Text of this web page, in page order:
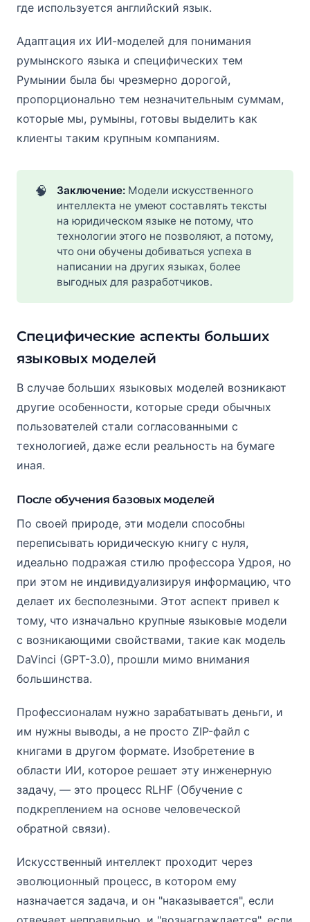
где используется английский язык.
Адаптация их ИИ-моделей для понимания
румынского языка и специфических тем
Румынии была бы чрезмерно дорогой,
пропорционально тем незначительным суммам,
которые мы, румыны, готовы выделить как
клиенты таким крупным компаниям.
🧠 Заключение: Модели искусственного
интеллекта не умеют составлять тексты
на юридическом языке не потому, что
технологии этого не позволяют, а потому,
что они обучены добиваться успеха в
написании на других языках, более
выгодных для разработчиков.
Специфические аспекты больших
языковых моделей
В случае больших языковых моделей возникают
другие особенности, которые среди обычных
пользователей стали согласованными с
технологией, даже если реальность на бумаге
иная.
После обучения базовых моделей
По своей природе, эти модели способны
переписывать юридическую книгу с нуля,
идеально подражая стилю профессора Удроя, но
при этом не индивидуализируя информацию, что
делает их бесполезными. Этот аспект привел к
тому, что изначально крупные языковые модели
с возникающими свойствами, такие как модель
DaVinci (GPT-3.0), прошли мимо внимания
большинства.
Профессионалам нужно зарабатывать деньги, и
им нужны выводы, а не просто ZIP-файл с
книгами в другом формате. Изобретение в
области ИИ, которое решает эту инженерную
задачу, — это процесс RLHF (Обучение с
подкреплением на основе человеческой
обратной связи).
Искусственный интеллект проходит через
эволюционный процесс, в котором ему
назначается задача, и он "наказывается", если